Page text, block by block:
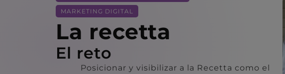
MARKETING DIGITAL
La recetta
El reto
Posicionar y visibilizar a la Recetta como el